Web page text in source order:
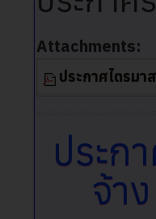
Attachments:
ประกาศไตรมา
ประก
จ้า